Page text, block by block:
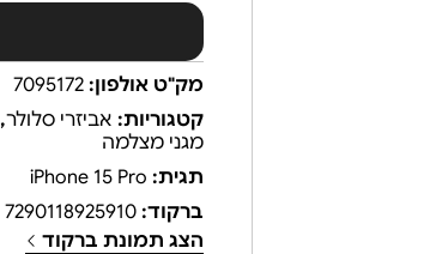
מק"ט אולפון: 7095172
קטגוריות: אביזרי סלולר,
מגני מצלמה
תגית: iPhone 15 Pro
ברקוד: 7290118925910
הצג תמונת ברקוד